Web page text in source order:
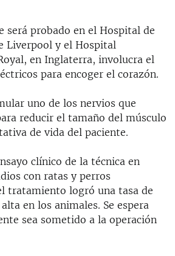
EN AMÉRICA LATINA
A UCRANIA
será probado en el Hospital de
Liverpool y el Hospital
en Inglaterra, involucra el
para encoger el corazón.
uno de los nervios que
reducir el tamaño del músculo
de vida del paciente.
clínico de la técnica en
con ratas y perros
tratamiento logró una tasa de
en los animales. Se espera
sea sometido a la operación